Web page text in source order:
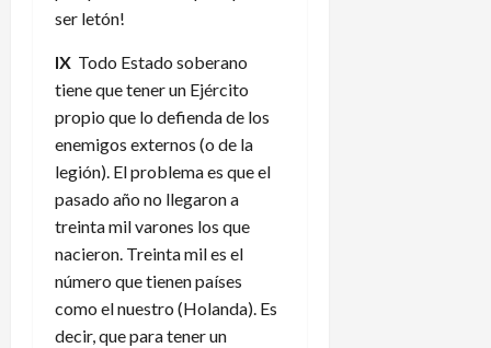
ser letón!
IX Todo Estado soberano
tiene que tener un Ejército
propio que lo defienda de los
enemigos externos (o de la
legión). El problema es que el
pasado año no llegaron a
treinta mil varones los que
nacieron. Treinta mil es el
número que tienen países
como el nuestro (Holanda). Es
decir, que para tener un